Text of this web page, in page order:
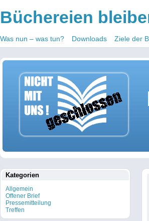
Büchereien
Was nun – was tun? Downloads Ziele der
Kategorien
Allgemein
Offener Brief
Pressemitteilung
Treffen